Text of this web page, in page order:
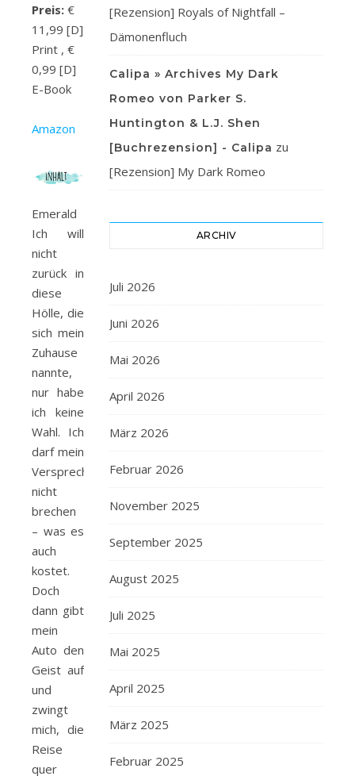
Preis: €
11,99 [D]
Print , €
0,99 [D]
E-Book
Amazon
Emerald
Ich will
nicht
zurück in
diese
Hölle, die
sich mein
Zuhause
nannte,
nur habe
ich keine
Wahl. Ich
darf mein
Versprechen
nicht
brechen
– was es
auch
kostet.
Doch
dann gibt
mein
Auto den
Geist auf
und
zwingt
mich, die
Reise
quer
[Rezension] Royals of Nightfall –
Dämonenfluch
Calipa » Archives My Dark
Romeo von Parker S.
Huntington & L.J. Shen
[Buchrezension] - Calipa zu
[Rezension] My Dark Romeo
ARCHIV
Juli 2026
Juni 2026
Mai 2026
April 2026
März 2026
Februar 2026
November 2025
September 2025
August 2025
Juli 2025
Mai 2025
April 2025
März 2025
Februar 2025